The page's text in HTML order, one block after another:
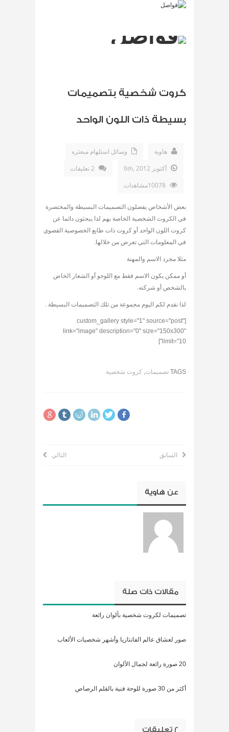
كروت شخصية بتصميمات
بسيطة ذات اللون الواحد
هاوية
وسائل استلهام مبعثره
أكتوبر 6th, 2012
2 تعليقات
بعض الأشخاص يفضلون التصميمات البسيطة والمختصرة
في الكروت الشخصية الخاصة بهم لذا يبحثون دائما عن
كروت اللون الواحد أو كروت ذات طابع الخصوصية القصوي
في المعلومات التي تعرض من خلالها.
مثلا مجرد الاسم والمهنة
أو ممكن يكون الاسم فقط مع اللوجو أو الشعار الخاص
بالشخص أو شركته.
لذا نقدم لكم اليوم مجموعة من تلك التصميمات البسيطة .
[custom_gallery style="1" source="post"
link="image" description="0" size="150x300"
limit="10"]
TAGS تصميمات, كروت شخصية
السابق التالي
عن هاوية
مقالات ذات صلة
تصميمات لكروت شخصية بألوان رائعة
صور لعشاق عالم الفانتازيا وأشهر شخصيات الألعاب
20 صورة رائعة لجمال الألوان
أكثر من 30 صورة للوحة فنية بالقلم الرصاص
2 تعليقات